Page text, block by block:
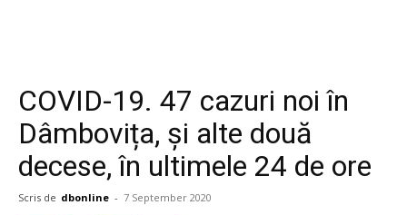
COVID-19. 47 cazuri noi în
Dâmbovița, și alte două
decese, în ultimele 24 de ore
Scris de dbonline - 7 September 2020